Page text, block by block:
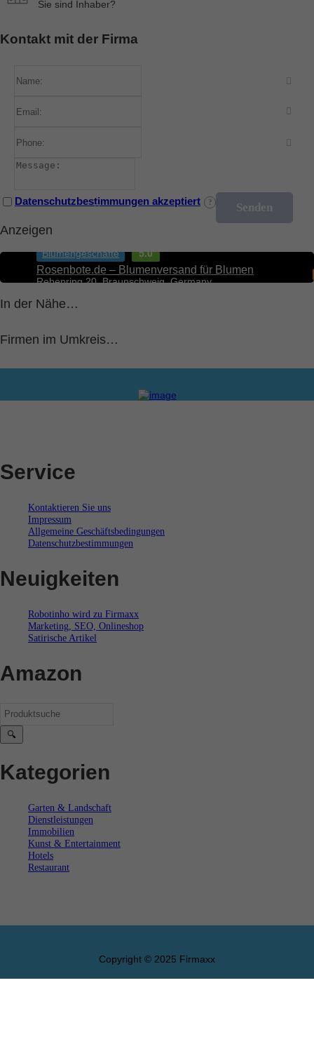
Sie sind Inhaber?
Kontakt mit der Firma
Datenschutzbestimmungen akzeptiert
Anzeigen
Blumengeschäfte 5.0
Rosenbote.de – Blumenversand für Blumen
Rebenring 20, Braunschweig, Germany
In der Nähe…
Firmen im Umkreis…
Service
Kontaktieren Sie uns
Impressum
Allgemeine Geschäftsbedingungen
Datenschutzbestimmungen
Neuigkeiten
Robotinho wird zu Firmaxx
Marketing, SEO, Onlineshop
Satirische Artikel
Amazon
🔍
Kategorien
Garten & Landschaft
Dienstleistungen
Immobilien
Kunst & Entertainment
Hotels
Restaurant
Copyright © 2025 Firmaxx